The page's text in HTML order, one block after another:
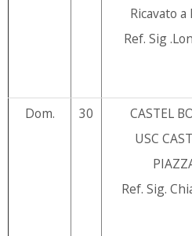
Ricavato a
Ref. Sig
Dom. 30
CASTEL
USC
Ref. Sig.